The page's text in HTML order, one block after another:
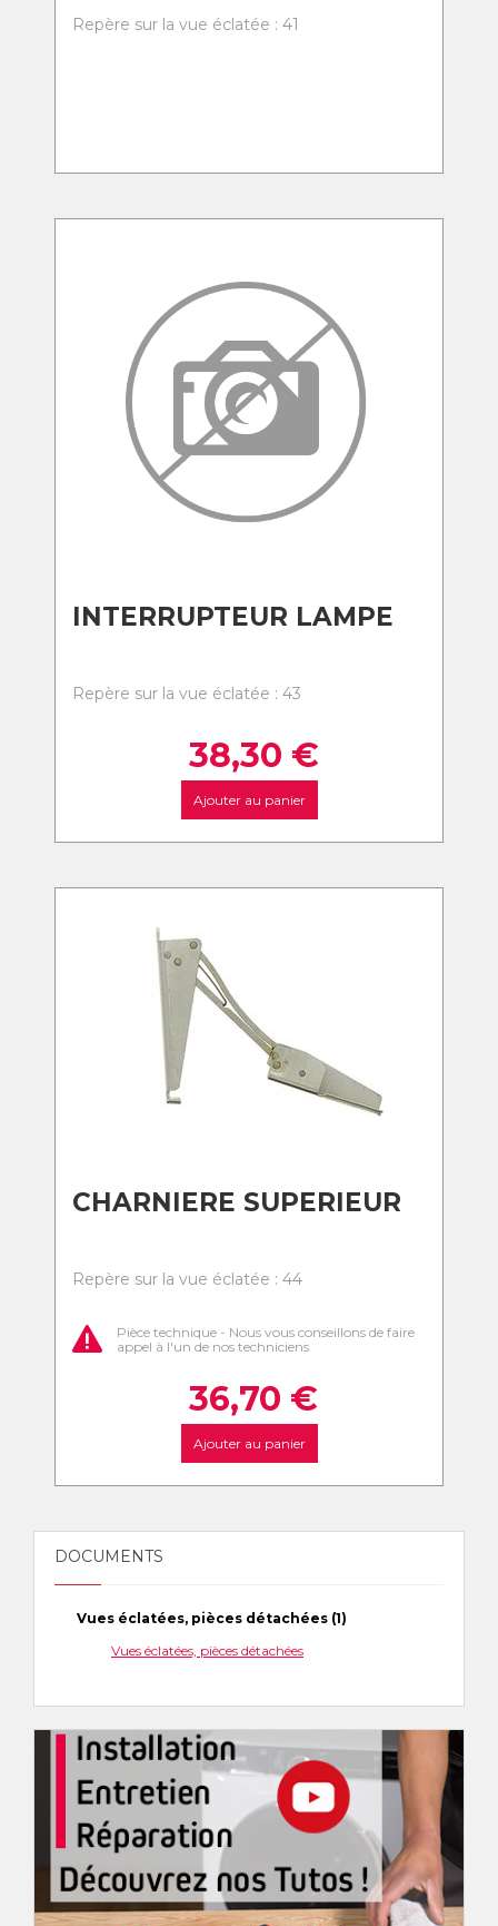
Repère sur la vue éclatée : 41
INTERRUPTEUR LAMPE
Repère sur la vue éclatée : 43
38,30 €
Ajouter au panier
CHARNIERE SUPERIEUR
Repère sur la vue éclatée : 44
Pièce technique - Nous vous conseillons de faire
appel à l'un de nos techniciens
36,70 €
Ajouter au panier
DOCUMENTS
Vues éclatées, pièces détachées (1)
Vues éclatées, pièces détachées